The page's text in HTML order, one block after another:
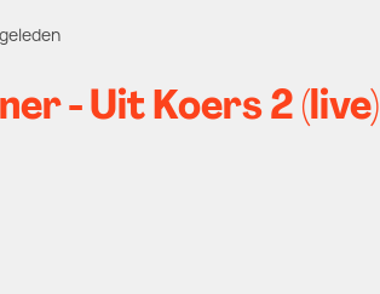
- Uit Koers 2 (live)